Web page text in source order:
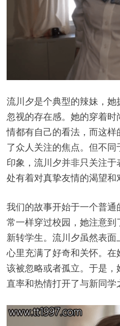
流川夕是个典型的辣妹，
忽视的存在感。她的穿着
情都有自己的看法，而这
了众人关注的焦点。但不
印象，流川夕并非只关注
处有着对真挚友情的渴望和
我们的故事开始于一个普
常一样穿过校园，她注意
新转学生。流川夕虽然表
心里充满了好奇和关怀。
该被忽略或者孤立。于是
直率和热情打开了与新同学